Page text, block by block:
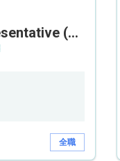
Customer Service Representative (Airport)
全職